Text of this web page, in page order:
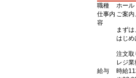
職種
ホール
仕事内
容
ご案内
まず
はじめ
注文取
レジ業
給与
時給